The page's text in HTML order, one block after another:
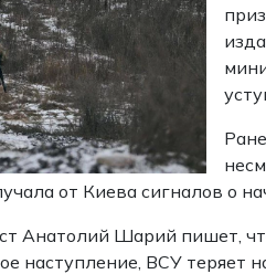
от Киева сигналов о
Анатолий Шарий пишет,
наступление, ВСУ теряет